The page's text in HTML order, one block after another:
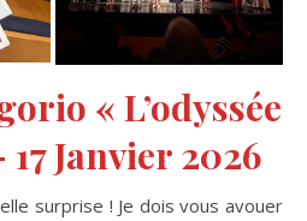
« L’odyssée
Janvier 2026
surprise ! Je dois vous avouer